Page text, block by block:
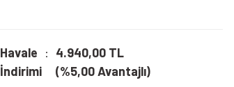
Havale
İndirimi
4.940,00 TL
(%5,00 Avantajlı)